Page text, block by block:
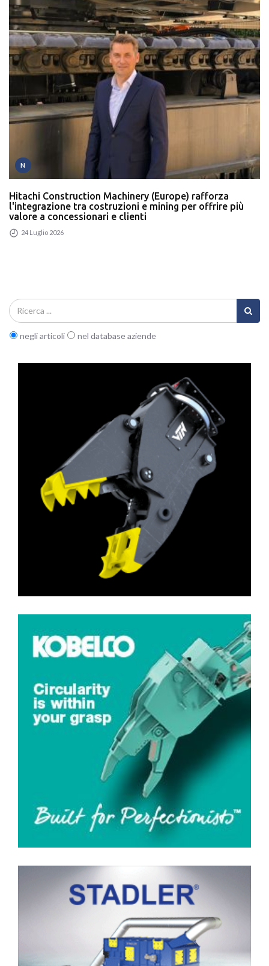
N
Hitachi Construction Machinery (Europe) rafforza
l'integrazione tra costruzioni e mining per offrire più
valore a concessionari e clienti
24 Luglio 2026
negli articoli nel database aziende